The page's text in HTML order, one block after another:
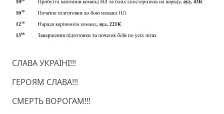
СЛАВА УКРАЇНІ!!!
ГЕРОЯМ СЛАВА!!!
СМЕРТЬ ВОРОГАМ!!!